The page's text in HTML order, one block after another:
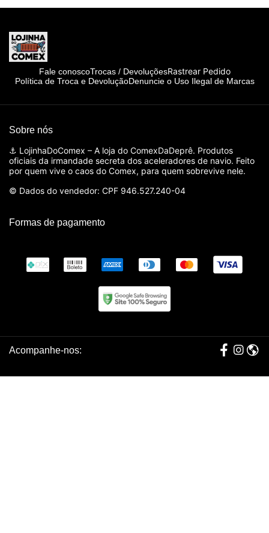
Fale conoscoTrocas / DevoluçõesRastrear Pedido
Política de Troca e DevoluçãoDenuncie o Uso Ilegal de Marcas
Sobre nós
⚓ LojinhaDoComex – A loja do ComexDaDeprê. Produtos
oficiais da irmandade secreta dos aceleradores de navio. Feito
por quem vive o caos do Comex, para quem sobrevive nele.
© Dados do vendedor: CPF 946.527.240-04
Formas de pagamento
Acompanhe-nos: